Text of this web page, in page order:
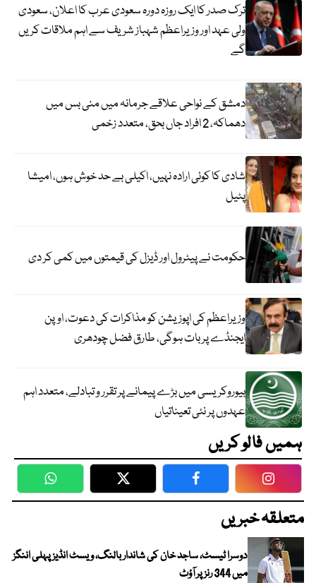
ترک صدر کا ایک روزہ دورہ سعودی عرب کا اعلان، سعودی
ولی عہد اور وزیراعظم شہباز شریف سے اہم ملاقات کریں
گے
دمشق کے نواحی علاقے جرمانہ میں منی بس میں
دھماکہ، 2 افراد جاں بحق، متعدد زخمی
شادی کا کوئی ارادہ نہیں، اکیلی بے حد خوش ہوں، امیشا
پٹیل
حکومت نے پیٹرول اور ڈیزل کی قیمتوں میں کمی کر دی
وزیراعظم کی اپوزیشن کو مذاکرات کی دعوت، اوپن
ایجنڈے پر بات ہوگی، طارق فضل چودھری
بیوروکریسی میں بڑے پیمانے پر تقرر و تبادلے، متعدد اہم
عہدوں پر نئی تعیناتیاں
ہمیں فالو کریں
WhatsApp Twitter Facebook
متعلقہ خبریں
دوسرا ٹیسٹ، ساجد خان کی شاندار بالنگ، ویسٹ انڈیز پہلی اننگز
میں 344 رنز پر آؤٹ